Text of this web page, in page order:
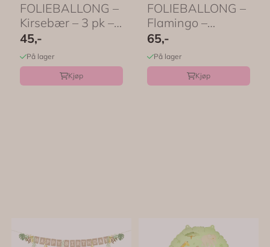
FOLIEBALLONG –
Kirsebær – 3 pk –
...
45,-
På lager
Kjøp
FOLIEBALLONG –
Flamingo –
PartyDeco
65,-
På lager
Kjøp